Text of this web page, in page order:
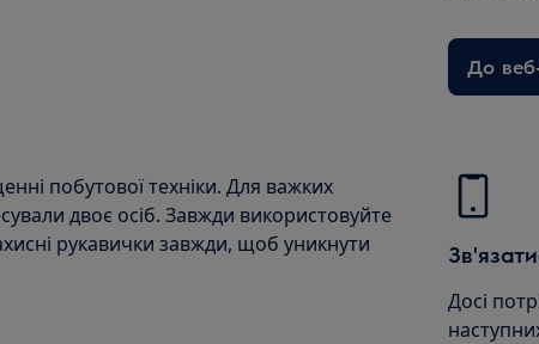
побутової техніки. Для важких
двоє осіб. Завжди використовуйте
рукавички завжди, щоб уникнути
До
Досі